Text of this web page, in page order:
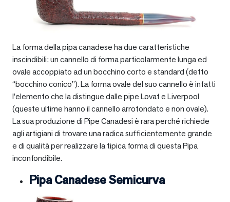
La forma della pipa canadese ha due caratteristiche
inscindibili: un cannello di forma particolarmente lunga ed
ovale accoppiato ad un bocchino corto e standard (detto
“bocchino conico”). La forma ovale del suo cannello è infatti
l’elemento che la distingue dalle pipe Lovat e Liverpool
(queste ultime hanno il cannello arrotondato e non ovale).
La sua produzione di Pipe Canadesi è rara perché richiede
agli artigiani di trovare una radica sufficientemente grande
e di qualità per realizzare la tipica forma di questa Pipa
inconfondibile.
Pipa Canadese Semicurva